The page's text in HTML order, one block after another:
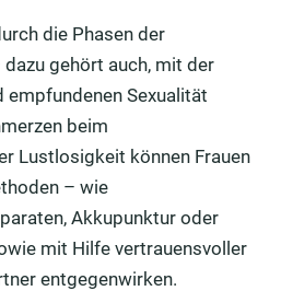
die Phasen der
gehört auch, mit der
Sexualität
beim
Lustlosigkeit können Frauen
– wie
Akkupunktur oder
mit Hilfe vertrauensvoller
entgegenwirken.